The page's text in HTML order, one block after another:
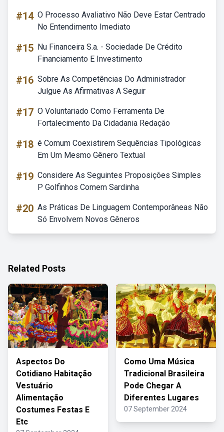
#14 O Processo Avaliativo Não Deve Estar Centrado
No Entendimento Imediato
#15 Nu Financeira S.a. - Sociedade De Crédito
Financiamento E Investimento
#16 Sobre As Competências Do Administrador
Julgue As Afirmativas A Seguir
#17 O Voluntariado Como Ferramenta De
Fortalecimento Da Cidadania Redação
#18 é Comum Coexistirem Sequências Tipológicas
Em Um Mesmo Gênero Textual
#19 Considere As Seguintes Proposições Simples
P Golfinhos Comem Sardinha
#20 As Práticas De Linguagem Contemporâneas Não
Só Envolvem Novos Gêneros
Related Posts
Aspectos Do
Cotidiano Habitação
Vestuário
Alimentação
Costumes Festas E
Etc
Como Uma Música
Tradicional Brasileira
Pode Chegar A
Diferentes Lugares
07 September 2024